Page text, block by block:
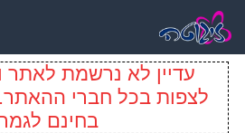
עדיין לא נרשמת לאתר
לצפות בכל חברי
בחינם